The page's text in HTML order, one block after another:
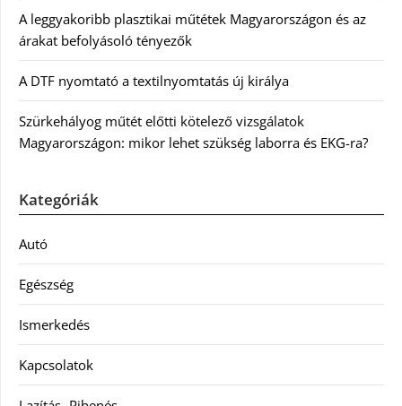
A leggyakoribb plasztikai műtétek Magyarországon és az
árakat befolyásoló tényezők
A DTF nyomtató a textilnyomtatás új királya
Szürkehályog műtét előtti kötelező vizsgálatok
Magyarországon: mikor lehet szükség laborra és EKG-ra?
Kategóriák
Autó
Egészség
Ismerkedés
Kapcsolatok